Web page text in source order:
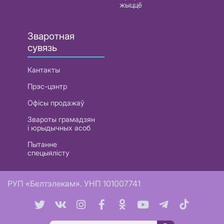
жыццё
Зваротная
сувязь
Кантакты
Прэс-цэнтр
Офісы продажаў
Звароты грамадзян
і юрыдычных асоб
Пытанне
спецыялісту
РУП «Белтэлекам». УНП 101007741